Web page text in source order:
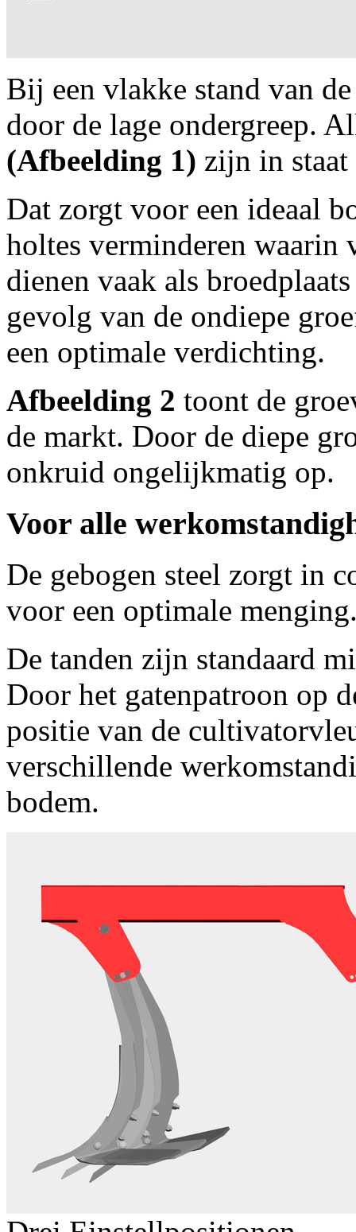
Bij een vlakke stand van
door de lage ondergreep.
(Afbeelding 1) zijn in
Dat zorgt voor een ideaal
holtes verminderen waarin
dienen vaak als
gevolg van de ondiepe
een optimale verdichting.
Afbeelding 2 toont de
de markt. Door de diepe
onkruid ongelijkmatig op.
Voor alle
De gebogen steel zorgt in
voor een optimale
De tanden zijn standaard
Door het gatenpatroon op
positie van de
verschillende
bodem.